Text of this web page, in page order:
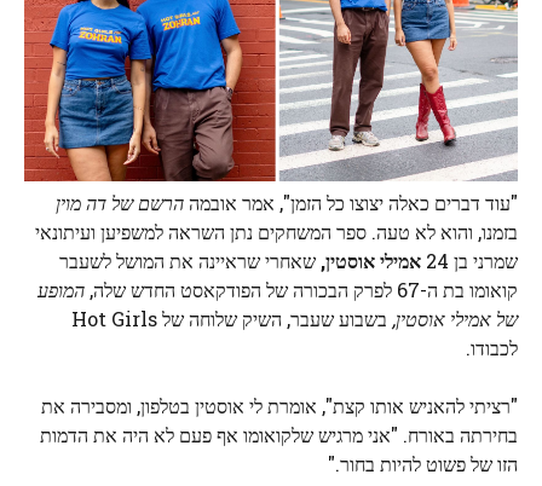
"עוד דברים כאלה יצוצו כל הזמן", אמר אובמההרשם של דה מוין
בזמנו, והוא לא טעה. ספר המשחקים נתן השראה למשפיען ועיתונאי
שמרני בן 24
אמילי אוסטין, שאחרי שראיינה את המושל לשעבר
קואומו בת ה-67 לפרק הבכורה של הפודקאסט החדש שלה,
המופע
של אמילי אוסטין,
בשבוע שעבר, השיק שלוחה של Hot Girls
לכבודו.
"רציתי להאניש אותו קצת", אומרת לי אוסטין בטלפון, ומסבירה את
בחירתה באורח. "אני מרגיש שלקואומו אף פעם לא היה את הדמות
הזו של פשוט להיות בחור."